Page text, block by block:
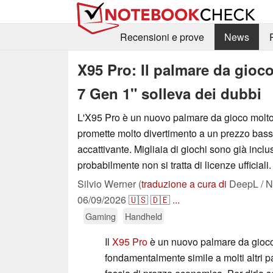
Recensioni e prove News
X95 Pro: Il palmare da
7 Gen 1" solleva dei dubbi
L'X95 Pro è un nuovo palmare da gioco
promette molto divertimento a un prezzo
accattivante. Migliaia di giochi sono già
probabilmente non si tratta di licenze ufficiali.
Silvio Werner (traduzione a cura di DeepL /
06/09/2026🇺🇸🇩🇪 ...
Gaming Handheld
Il X95 Proè un nuovo palmare da
fondamentalmente simile a molti altri